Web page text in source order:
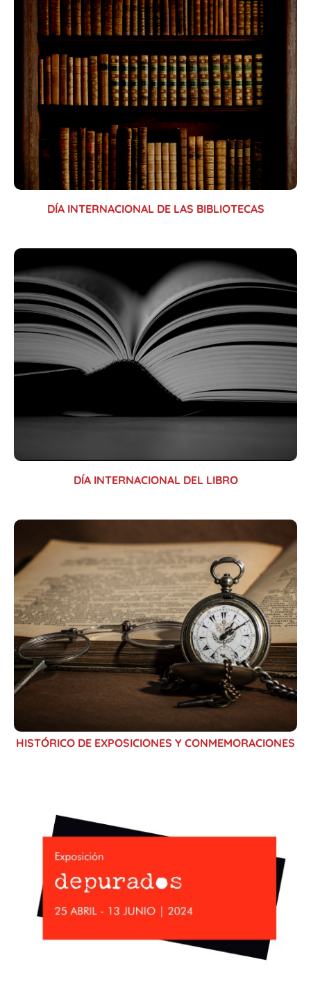
DÍA INTERNACIONAL DE LAS BIBLIOTECAS
DÍA INTERNACIONAL DEL LIBRO
HISTÓRICO DE EXPOSICIONES Y CONMEMORACIONES